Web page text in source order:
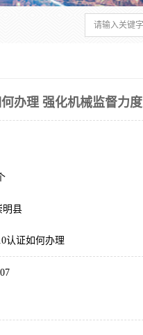
办理 强化机械监督力度
明县
认证如何办理